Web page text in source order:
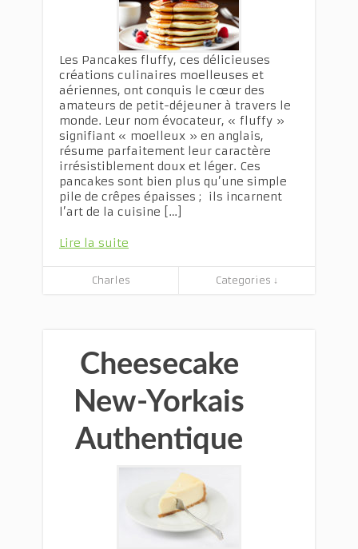
Les Pancakes fluffy, ces délicieuses
créations culinaires moelleuses et
aériennes, ont conquis le cœur des
amateurs de petit-déjeuner à travers le
monde. Leur nom évocateur, « fluffy »
signifiant « moelleux » en anglais,
résume parfaitement leur caractère
irrésistiblement doux et léger. Ces
pancakes sont bien plus qu’une simple
pile de crêpes épaisses ; ils incarnent
l’art de la cuisine […]
Lire la suite
Charles Categories ↓
Cheesecake
New-Yorkais
Authentique